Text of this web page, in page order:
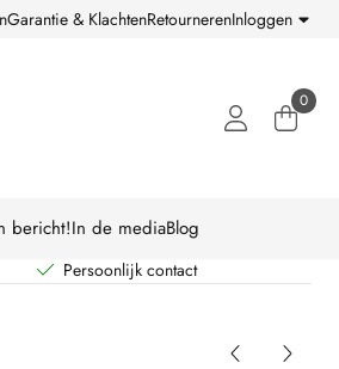
Garantie & KlachtenRetournerenInloggen
0
bericht!In de mediaBlog
Persoonlijk contact